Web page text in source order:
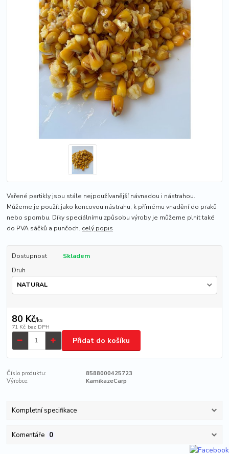
Vařené partikly jsou stále nejpoužívanější návnadou i nástrahou.
Můžeme je použít jako koncovou nástrahu, k přímému vnadění do praků
nebo spombu. Díky speciálnímu způsobu výroby je můžeme plnit také
do PVA sáčků a punčoch. celý popis
Dostupnost
Skladem
Druh
80 Kč/ks
71 Kč bez DPH
Přidat do košíku
Číslo produktu:
8588000425723
Výrobce:
KamikazeCarp
Kompletní specifikace
Komentáře 0